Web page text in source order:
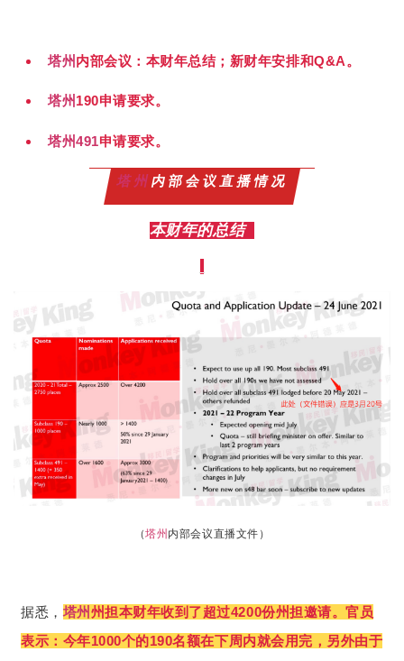
塔州内部会议：本财年总结；新财年安排和Q&A。
塔州190申请要求。
塔州491申请要求。
塔州内部会议直播情况
本财年的总结
（塔州 内部会议直播文件）
据悉，塔州 州担本财年收到了超过4200份州担邀请。官员
表示：今年1000个的190名额在下周内就会用完，另外由于